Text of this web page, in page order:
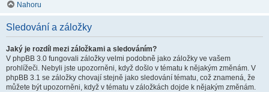
Nahoru
Sledování a záložky
Jaký je rozdíl mezi záložkami a sledováním?
V phpBB 3.0 fungovali záložky velmi podobně jako záložky ve vašem
prohlížeči. Nebyli jste upozorněni, když došlo v tématu k nějakým změnám. V
phpBB 3.1 se záložky chovají stejně jako sledování tématu, což znamená, že
můžete být upozorněni, když v tématu v záložkách dojde k nějakým změnám.